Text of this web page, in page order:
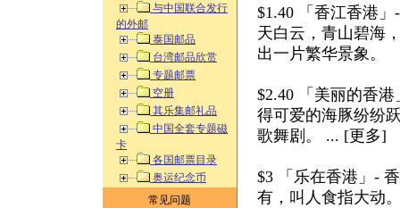
与中国联合发行
的外邮
泰国邮品
台湾邮品欣赏
专题邮票
空册
其乐集邮礼品
中国全套专题磁
卡
各国邮票目录
奥运纪念币
常见问题
$1.40 「香江香港
天白云，青山碧海
出一片繁华景象。
$2.40 「美丽的香
得可爱的海豚纷纷
歌舞剧。 ... [更多]
$3 「乐在香港」-
有，叫人食指大动